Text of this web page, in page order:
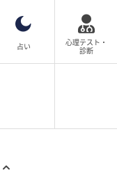
ってお茶目なウ
ン愛がしっかり
入できますの
ひ書店や電子版
」とコメント。
め込まれた今回
占い
心理テスト・
診断